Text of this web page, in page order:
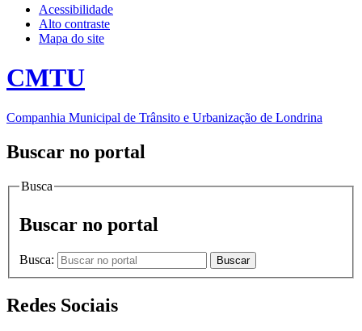
Acessibilidade
Alto contraste
Mapa do site
CMTU
Companhia Municipal de Trânsito e Urbanização de Londrina
Buscar no portal
Busca
Buscar no portal
Busca: Buscar
Redes Sociais